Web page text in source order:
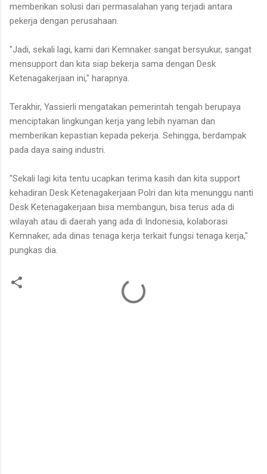
memberikan solusi dari permasalahan yang terjadi antara
pekerja dengan perusahaan.
"Jadi, sekali lagi, kami dari Kemnaker sangat bersyukur, sangat
mensupport dan kita siap bekerja sama dengan Desk
Ketenagakerjaan ini," harapnya.
Terakhir, Yassierli mengatakan pemerintah tengah berupaya
menciptakan lingkungan kerja yang lebih nyaman dan
memberikan kepastian kepada pekerja. Sehingga, berdampak
pada daya saing industri.
"Sekali lagi kita tentu ucapkan terima kasih dan kita support
kehadiran Desk Ketenagakerjaan Polri dan kita menunggu nanti
Desk Ketenagakerjaan bisa membangun, bisa terus ada di
wilayah atau di daerah yang ada di Indonesia, kolaborasi
Kemnaker, ada dinas tenaga kerja terkait fungsi tenaga kerja,"
pungkas dia.